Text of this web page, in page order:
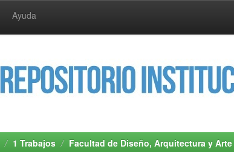
Ayuda
1 Trabajos Facultad de Diseño, Arquitectura y Arte